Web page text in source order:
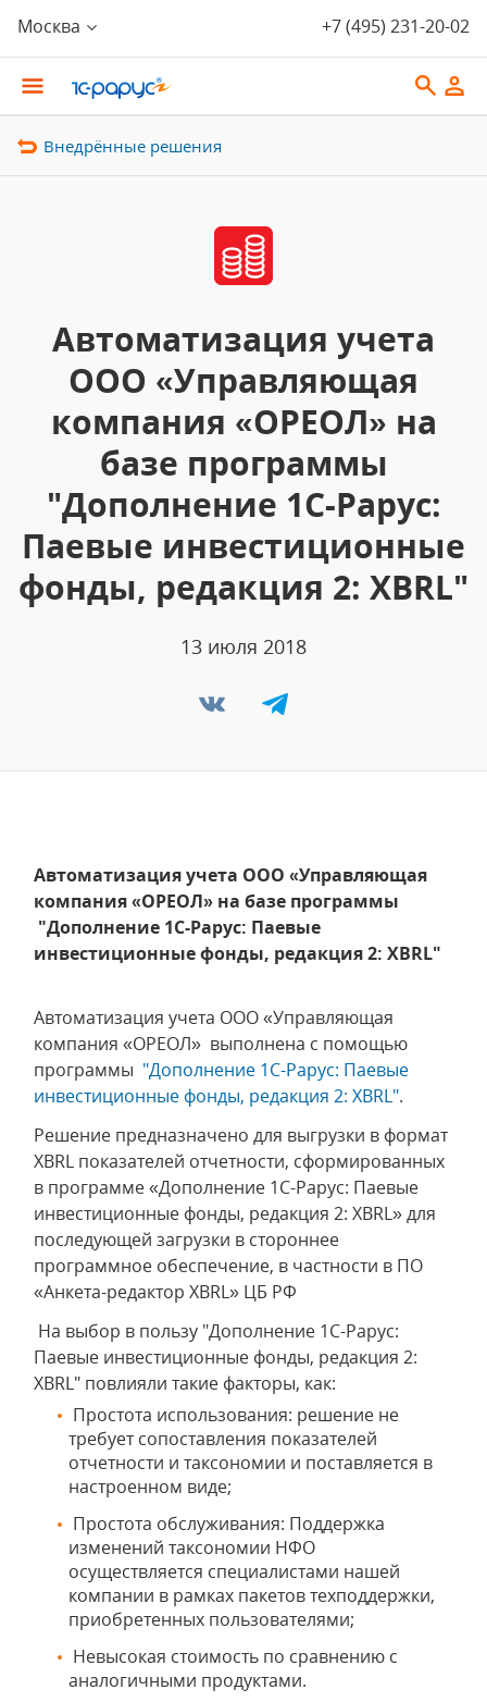
Москва +7 (495) 231-20-02
Внедрённые решения
Автоматизация учета
ООО «Управляющая
компания «ОРЕОЛ» на
базе программы
"Дополнение 1С-Рарус:
Паевые инвестиционные
фонды, редакция 2: XBRL"
13 июля 2018
Автоматизация учета ООО «Управляющая
компания «ОРЕОЛ» на базе программы
"Дополнение 1С-Рарус: Паевые
инвестиционные фонды, редакция 2: XBRL"
Автоматизация учета ООО «Управляющая
компания «ОРЕОЛ» выполнена с помощью
программы "Дополнение 1С-Рарус: Паевые
инвестиционные фонды, редакция 2: XBRL".
Решение предназначено для выгрузки в формат
XBRL показателей отчетности, сформированных
в программе «Дополнение 1С-Рарус: Паевые
инвестиционные фонды, редакция 2: XBRL» для
последующей загрузки в стороннее
программное обеспечение, в частности в ПО
«Анкета-редактор XBRL» ЦБ РФ
На выбор в пользу "Дополнение 1С-Рарус:
Паевые инвестиционные фонды, редакция 2:
XBRL" повлияли такие факторы, как:
Простота использования: решение не
требует сопоставления показателей
отчетности и таксономии и поставляется в
настроенном виде;
Простота обслуживания: Поддержка
изменений таксономии НФО
осуществляется специалистами нашей
компании в рамках пакетов техподдержки,
приобретенных пользователями;
Невысокая стоимость по сравнению с
аналогичными продуктами.